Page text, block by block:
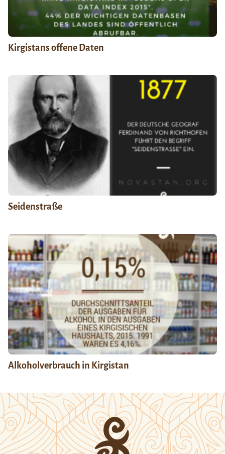
Kirgistans offene Daten
Seidenstraße
Alkoholverbrauch in Kirgistan